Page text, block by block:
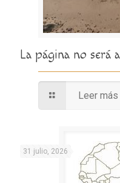
La página no será
Leer más
31 julio, 2026